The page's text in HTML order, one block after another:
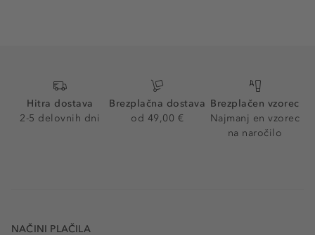
Hitra dostava
2-5 delovnih dni
Brezplačna dostava
od 49,00 €
Brezplačen vzorec
Najmanj en vzorec
na naročilo
NAČINI PLAČILA